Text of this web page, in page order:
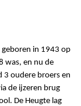
geboren in 1943 op
was, en nu de
3 oudere broers en
de ijzeren brug
De Heugte lag